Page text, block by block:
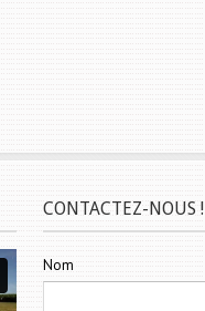
CONTACTEZ-NOUS !
Nom